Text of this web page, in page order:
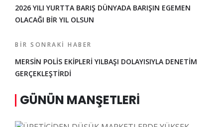
2026 YILI YURTTA BARIŞ DÜNYADA BARIŞIN EGEMEN
OLACAĞI BİR YIL OLSUN
BIR SONRAKI HABER
MERSİN POLİS EKİPLERİ YILBAŞI DOLAYISIYLA DENETİM
GERÇEKLEŞTİRDİ
GÜNÜN MANŞETLERI